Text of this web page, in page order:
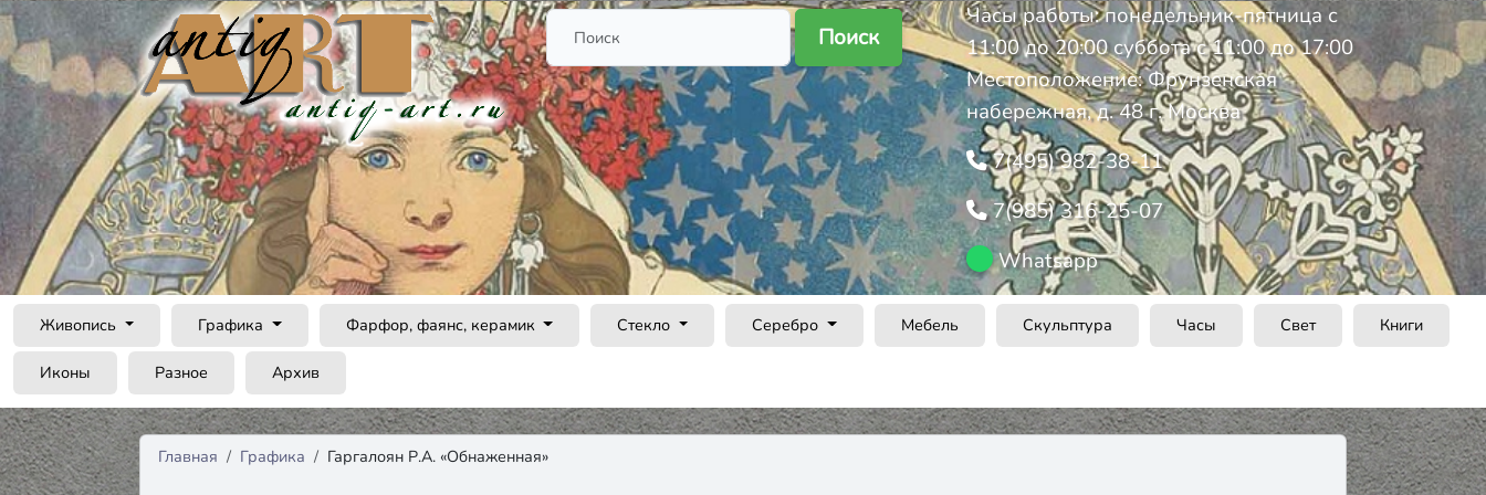
Поиск
Часы работы: понедельник-пятница с
11:00 до 20:00 суббота с 11:00 до 17:00
Местоположение: Фрунзенская
набережная, д. 48 г. Москва
7(495) 982-38-11
7(985) 316-25-07
Whatsapp
Живопись Графика Фарфор, фаянс, керамик Стекло Серебро Мебель Скульптура Часы Свет Книги
Иконы Разное Архив
Главная Графика Гаргалоян Р.А. «Обнаженная»